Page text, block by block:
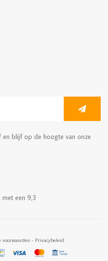
en blijf op de hoogte van onze
met een 9,3
voorwaarden - Privacybeleid